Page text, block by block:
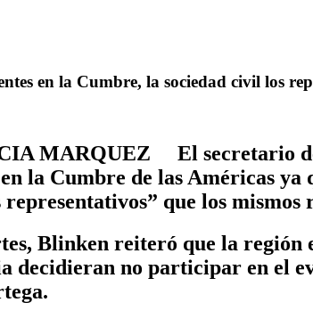
en la Cumbre, la sociedad civil los
MARQUEZ El secretario
la Cumbre de las Américas
que los mismos
Blinken reiteró que la región
decidieran no participar en el